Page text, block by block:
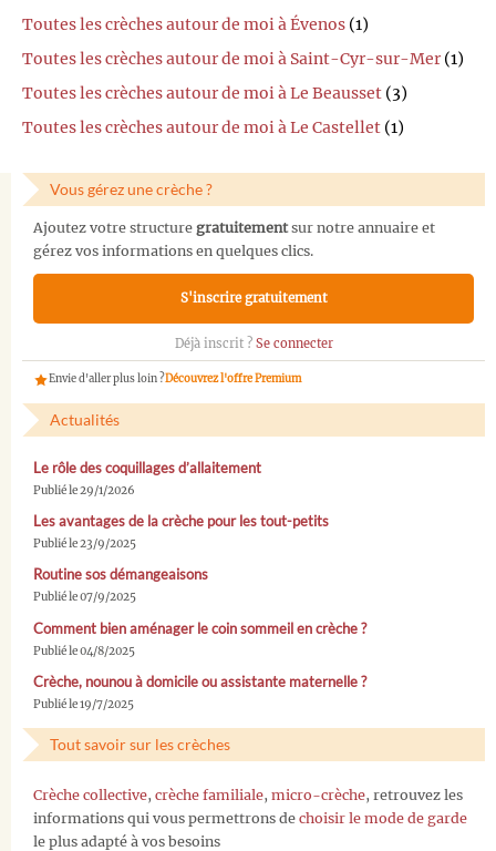
Toutes les crèches autour de moi à Évenos (1)
Toutes les crèches autour de moi à Saint-Cyr-sur-Mer (1)
Toutes les crèches autour de moi à Le Beausset (3)
Toutes les crèches autour de moi à Le Castellet (1)
Vous gérez une crèche ?
Ajoutez votre structure gratuitementsur notre annuaire et
gérez vos informations en quelques clics.
S'inscrire gratuitement
Déjà inscrit ? Se connecter
Envie d'aller plus loin ?Découvrez l'offre Premium
Actualités
Le rôle des coquillages d’allaitement
Publié le 29/1/2026
Les avantages de la crèche pour les tout-petits
Publié le 23/9/2025
Routine sos démangeaisons
Publié le 07/9/2025
Comment bien aménager le coin sommeil en crèche ?
Publié le 04/8/2025
Crèche, nounou à domicile ou assistante maternelle ?
Publié le 19/7/2025
Tout savoir sur les crèches
Crèche collective, crèche familiale, micro-crèche, retrouvez les
informations qui vous permettrons de choisir le mode de garde
le plus adapté à vos besoins